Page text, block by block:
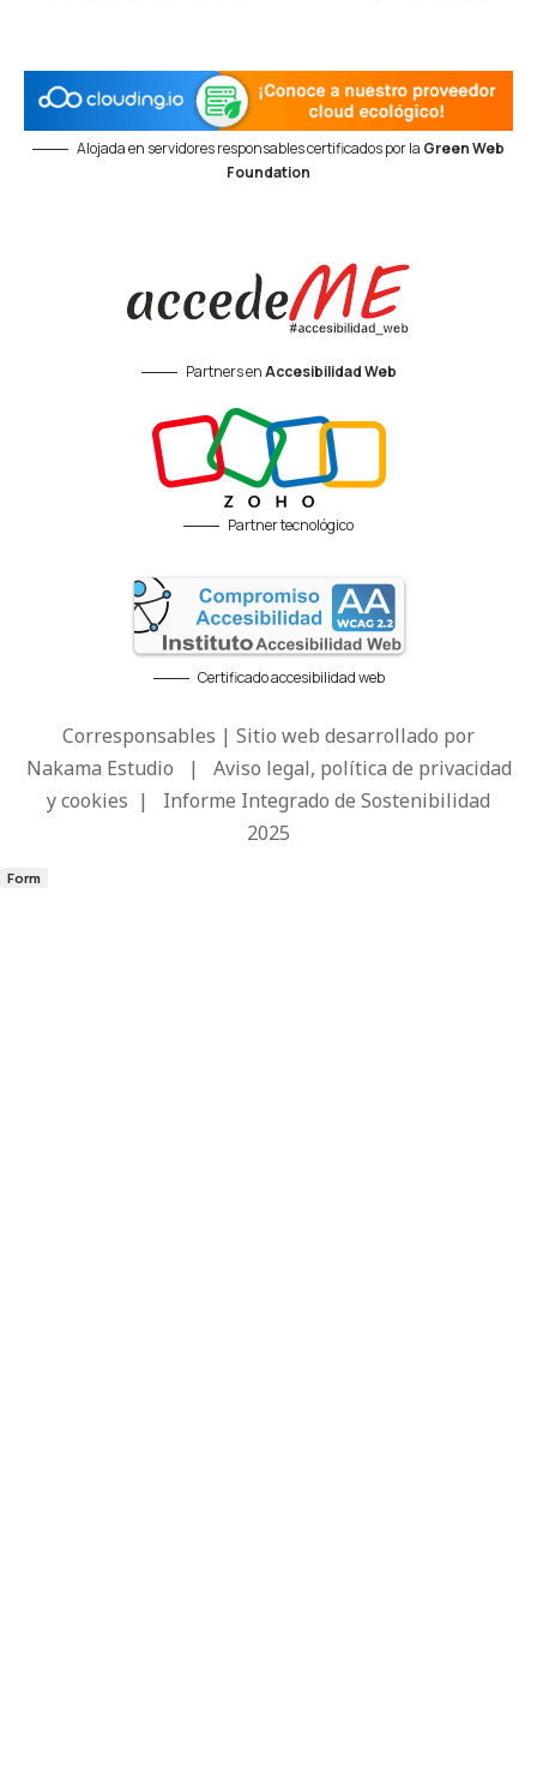
Alojada en servidores responsables certificados por la Green Web
Foundation
Partners enAccesibilidad Web
Partner tecnológico
Certificado accesibilidad web
Corresponsables | Sitio web desarrollado por
Nakama Estudio | Aviso legal, política de privacidad
y cookies | Informe Integrado de Sostenibilidad
2025
Form